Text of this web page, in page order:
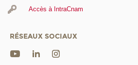
Accès à IntraCnam
RÉSEAUX SOCIAUX